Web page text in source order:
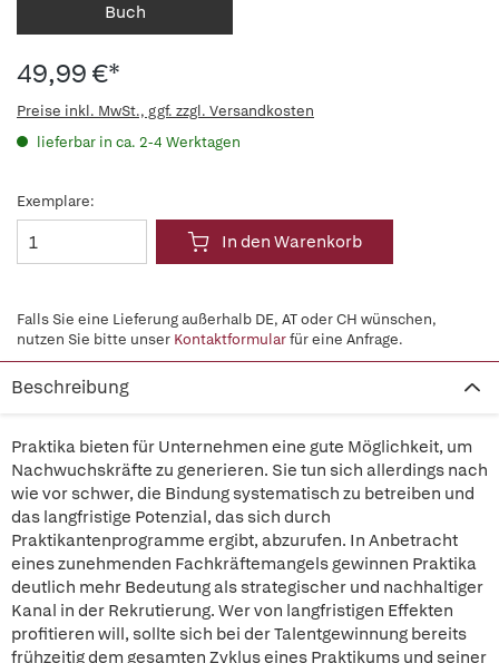
Buch
49,99 €*
Preise inkl. MwSt., ggf. zzgl. Versandkosten
lieferbar in ca. 2-4 Werktagen
Exemplare:
In den Warenkorb
Falls Sie eine Lieferung außerhalb DE, AT oder CH wünschen,
nutzen Sie bitte unser Kontaktformularfür eine Anfrage.
Beschreibung
Praktika bieten für Unternehmen eine gute Möglichkeit, um
Nachwuchskräfte zu generieren. Sie tun sich allerdings nach
wie vor schwer, die Bindung systematisch zu betreiben und
das langfristige Potenzial, das sich durch
Praktikantenprogramme ergibt, abzurufen. In Anbetracht
eines zunehmenden Fachkräftemangels gewinnen Praktika
deutlich mehr Bedeutung als strategischer und nachhaltiger
Kanal in der Rekrutierung. Wer von langfristigen Effekten
profitieren will, sollte sich bei der Talentgewinnung bereits
frühzeitig dem gesamten Zyklus eines Praktikums und seiner